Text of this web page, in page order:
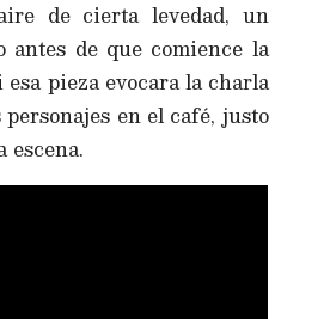
de cierta levedad, un
antes de que comience la
pieza evocara la charla
en el café, justo
escena.